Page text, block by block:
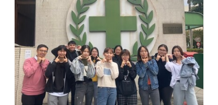
專業教室
生涯進路
系友會
系學會